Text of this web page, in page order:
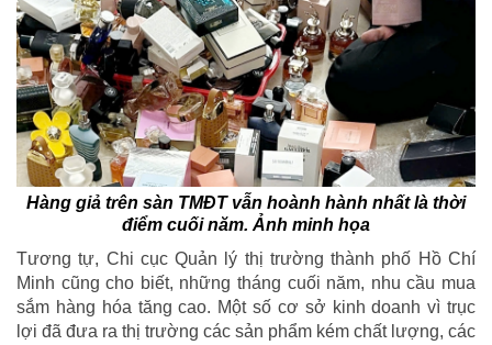
Hàng giả trên sàn TMĐT vẫn hoành hành nhất là thời
điểm cuối năm. Ảnh minh họa
Tương tự, Chi cục Quản lý thị trường thành phố Hồ Chí
Minh cũng cho biết, những tháng cuối năm, nhu cầu mua
sắm hàng hóa tăng cao. Một số cơ sở kinh doanh vì trục
lợi đã đưa ra thị trường các sản phẩm kém chất lượng, các